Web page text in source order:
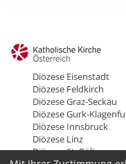
Diözese Eisenstadt
Diözese Feldkirch
Diözese Graz-Seckau
Diözese Gurk-
Diözese Innsbruck
Diözese Linz
Diözese St. Pölten